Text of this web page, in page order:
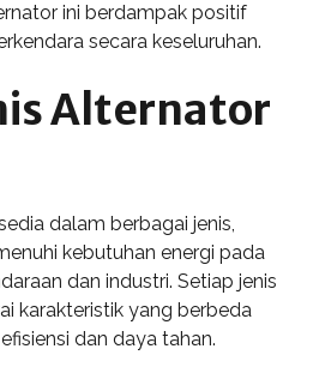
ini berdampak positif
secara keseluruhan.
Alternator
dalam berbagai jenis,
kebutuhan energi pada
dan industri. Setiap jenis
karakteristik yang berbeda
dan daya tahan.